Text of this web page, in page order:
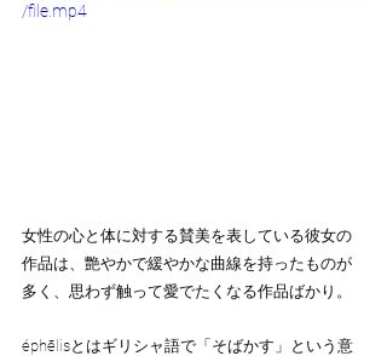
/file.mp4
女性の心と体に対する賛美を表している彼女の
作品は、艶やかで緩やかな曲線を持ったものが
多く、思わず触って愛でたくなる作品ばかり。
éphēlisとはギリシャ語で「そばかす」という意